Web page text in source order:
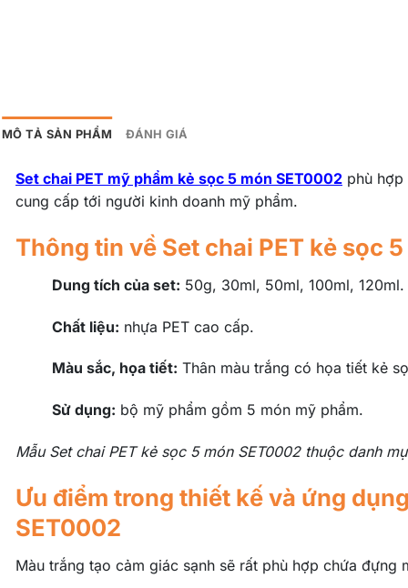
MÔ TẢ SẢN PHẨM ĐÁNH GIÁ
Set chai PET mỹ phẩm kẻ sọc 5 món SET0002 phù
cung cấp tới người kinh doanh mỹ phẩm.
Thông tin về Set chai PET kẻ sọc
Dung tích của set: 50g, 30ml, 50ml, 100ml, 120ml.
Chất liệu: nhựa PET cao cấp.
Màu sắc, họa tiết: Thân màu trắng có họa tiết kẻ
Sử dụng: bộ mỹ phẩm gồm 5 món mỹ phẩm.
Mẫu Set chai PET kẻ sọc 5 món SET0002 thuộc danh
Ưu điểm trong thiết kế và ứng
SET0002
Màu trắng tạo cảm giác sạnh sẽ rất phù hợp chứa